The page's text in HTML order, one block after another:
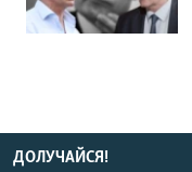
ДОЛУЧАЙСЯ!